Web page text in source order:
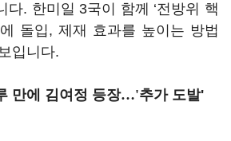
다. 한미일 3국이 함께 ‘전방위 핵
돌입, 제재 효과를 높이는 방법
입니다.
만에 김여정 등장…'추가 도발'